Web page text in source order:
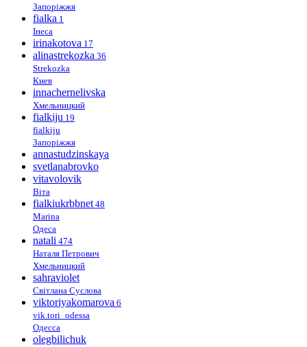
Запоріжжя
fialka 1
Інеса
irinakotova 17
alinastrekozka 36
Strekozka
Киев
innachernelivska
Хмельницкий
fialkiju 19
fialkiju
Запоріжжя
annastudzinskaya
svetlanabrovko
vitavolovik
Віта
fialkiukrbbnet 48
Marina
Одеса
natali 474
Наталя Петрович
Хмельницкий
sahraviolet
Світлана Суслова
viktoriyakomarova 6
vik.tori_odessa
Одесса
olegbilichuk